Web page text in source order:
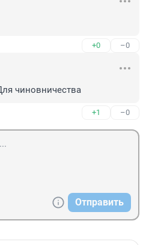
+0 –0
чиновничества
+1 –0
Отправить